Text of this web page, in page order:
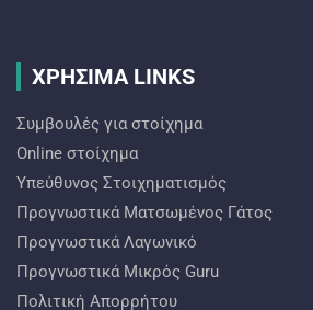
ΧΡΗΣΙΜΑ LINKS
Συμβουλές για στοίχημα
Online στοίχημα
Υπεύθυνος Στοιχηματισμός
Προγνωστικά Ματσωμένος Γάτος
Προγνωστικά Λαγωνικό
Προγνωστικά Mικρός Guru
Πολιτική Απορρήτου